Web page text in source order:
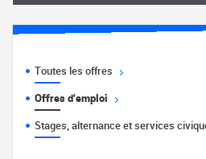
Toutes les offres
Offres d'emploi
Stages, alternance et services